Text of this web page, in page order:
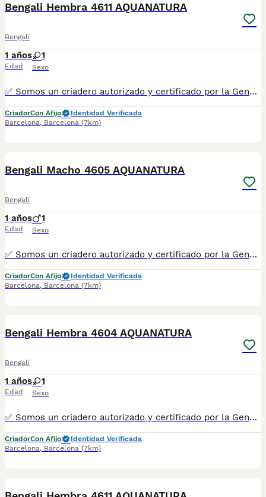
Bengali Hembra 4611 AQUANATURA
Bengalí
1 años
Edad
1
Sexo
✅ Somos un criadero autorizado y certificado por la Generalitat de Catalunya. PARA MÁS INFORMACIÓN: ☎️ 933095977 📱 685878504 / 674320847 💻 www.aquanatura.es 🚙 Hacemos envíos 📌 Calle Roger de Flor 45, muy cerca del Arc de Triomf de Barcelona, de Lunes a Sábados. Se entregan con la mayoría de sus vacunas, desparasitados interna y externamente, con microchip y su registro, cartilla sanitaria y contrato de garantías, bajo la supervisión de nuestro equipo veterinario. AQUANATURA
CriadorCon Afijo
Identidad Verificada
Barcelona, Barcelona (7km)
Bengali Macho 4605 AQUANATURA
Bengalí
1 años
Edad
1
Sexo
✅ Somos un criadero autorizado y certificado por la Generalitat de Catalunya. PARA MÁS INFORMACIÓN: ☎️ 933095977 📱 685878504 / 674320847 💻 www.aquanatura.es 🚙 Hacemos envíos 📌 Calle Roger de Flor 45, muy cerca del Arc de Triomf de Barcelona, de Lunes a Sábados. Se entregan con la mayoría de sus vacunas, desparasitados interna y externamente, con microchip y su registro, cartilla sanitaria y contrato de garantías, bajo la supervisión de nuestro equipo veterinario. AQUANATURA
CriadorCon Afijo
Identidad Verificada
Barcelona, Barcelona (7km)
Bengali Hembra 4604 AQUANATURA
Bengalí
1 años
Edad
1
Sexo
✅ Somos un criadero autorizado y certificado por la Generalitat de Catalunya. PARA MÁS INFORMACIÓN: ☎️ 933095977 📱 685878504 / 674320847 💻 www.aquanatura.es 🚙 Hacemos envíos 📌 Calle Roger de Flor 45, muy cerca del Arc de Triomf de Barcelona, de Lunes a Sábados. Se entregan con la mayoría de sus vacunas, desparasitados interna y externamente, con microchip y su registro, cartilla sanitaria y contrato de garantías, bajo la supervisión de nuestro equipo veterinario. AQUANATURA
CriadorCon Afijo
Identidad Verificada
Barcelona, Barcelona (7km)